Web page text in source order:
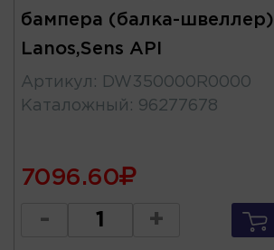
бампера (балка-швеллер)
Lanos,Sens API
Артикул :
DW350000R0000
Каталожный : 96277678
7096.60
- +